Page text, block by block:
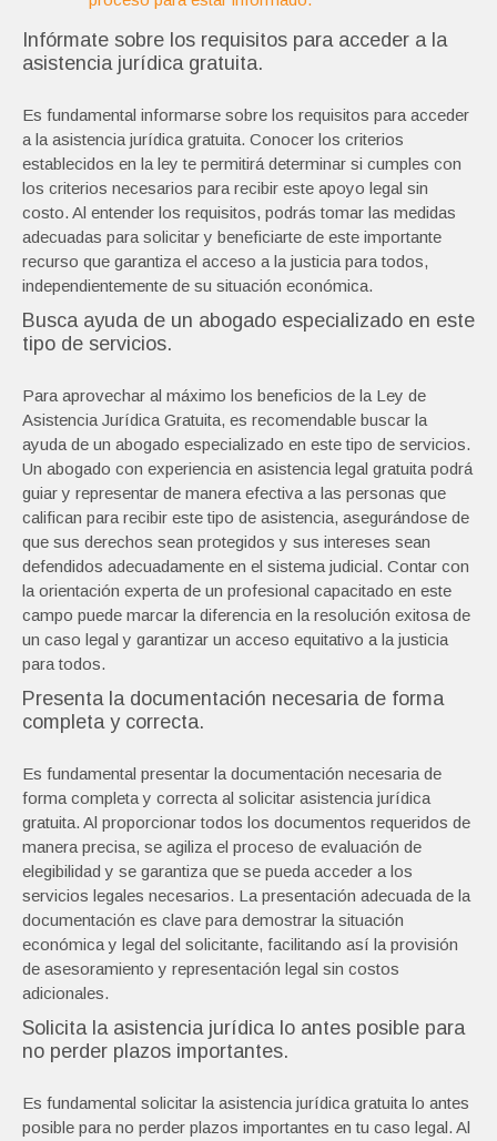
Infórmate sobre los requisitos para acceder a la
asistencia jurídica gratuita.
Es fundamental informarse sobre los requisitos para acceder
a la asistencia jurídica gratuita. Conocer los criterios
establecidos en la ley te permitirá determinar si cumples con
los criterios necesarios para recibir este apoyo legal sin
costo. Al entender los requisitos, podrás tomar las medidas
adecuadas para solicitar y beneficiarte de este importante
recurso que garantiza el acceso a la justicia para todos,
independientemente de su situación económica.
Busca ayuda de un abogado especializado en este
tipo de servicios.
Para aprovechar al máximo los beneficios de la Ley de
Asistencia Jurídica Gratuita, es recomendable buscar la
ayuda de un abogado especializado en este tipo de servicios.
Un abogado con experiencia en asistencia legal gratuita podrá
guiar y representar de manera efectiva a las personas que
califican para recibir este tipo de asistencia, asegurándose de
que sus derechos sean protegidos y sus intereses sean
defendidos adecuadamente en el sistema judicial. Contar con
la orientación experta de un profesional capacitado en este
campo puede marcar la diferencia en la resolución exitosa de
un caso legal y garantizar un acceso equitativo a la justicia
para todos.
Presenta la documentación necesaria de forma
completa y correcta.
Es fundamental presentar la documentación necesaria de
forma completa y correcta al solicitar asistencia jurídica
gratuita. Al proporcionar todos los documentos requeridos de
manera precisa, se agiliza el proceso de evaluación de
elegibilidad y se garantiza que se pueda acceder a los
servicios legales necesarios. La presentación adecuada de la
documentación es clave para demostrar la situación
económica y legal del solicitante, facilitando así la provisión
de asesoramiento y representación legal sin costos
adicionales.
Solicita la asistencia jurídica lo antes posible para
no perder plazos importantes.
Es fundamental solicitar la asistencia jurídica gratuita lo antes
posible para no perder plazos importantes en tu caso legal. Al